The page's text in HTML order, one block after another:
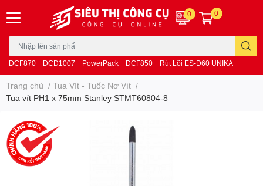
DCF870 DCD1007 PowerPack DCF850 Rút Lõi ES-D60 UNIKA
0 0
Trang chủ / Tua Vít - Tuốc Nơ Vít /
Tua vít PH1 x 75mm Stanley STMT60804-8